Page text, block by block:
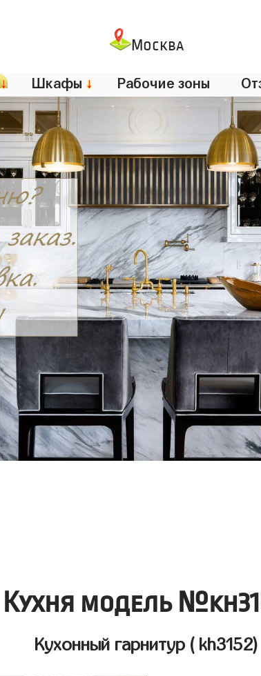
Москва
↓ Шкафы ↓ Рабочие зоны
Кухня модель
Кухонный гарнитур ( kh3152)